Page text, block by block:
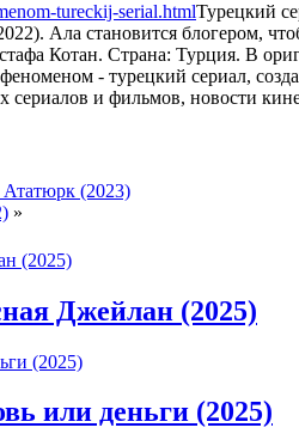
tureckij-serial.htmlТурецкий
Ала становится блогером,
Котан. Страна: Турция. В
- турецкий сериал,
(2023)
»
Джейлан (2025)
или деньги (2025)